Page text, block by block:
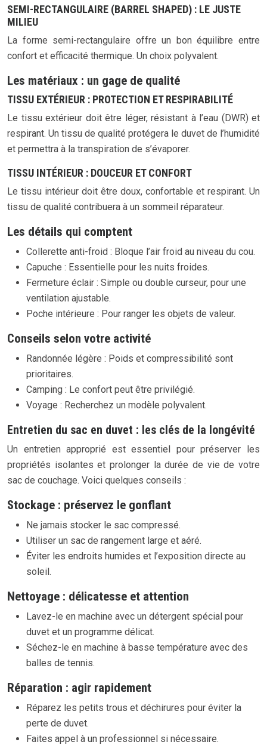
SEMI-RECTANGULAIRE (BARREL SHAPED) : LE JUSTE
MILIEU
La forme semi-rectangulaire offre un bon équilibre entre
confort et efficacité thermique. Un choix polyvalent.
Les matériaux : un gage de qualité
TISSU EXTÉRIEUR : PROTECTION ET RESPIRABILITÉ
Le tissu extérieur doit être léger, résistant à l’eau (DWR) et
respirant. Un tissu de qualité protégera le duvet de l’humidité
et permettra à la transpiration de s’évaporer.
TISSU INTÉRIEUR : DOUCEUR ET CONFORT
Le tissu intérieur doit être doux, confortable et respirant. Un
tissu de qualité contribuera à un sommeil réparateur.
Les détails qui comptent
Collerette anti-froid : Bloque l’air froid au niveau du cou.
Capuche : Essentielle pour les nuits froides.
Fermeture éclair : Simple ou double curseur, pour une
ventilation ajustable.
Poche intérieure : Pour ranger les objets de valeur.
Conseils selon votre activité
Randonnée légère : Poids et compressibilité sont
prioritaires.
Camping : Le confort peut être privilégié.
Voyage : Recherchez un modèle polyvalent.
Entretien du sac en duvet : les clés de la longévité
Un entretien approprié est essentiel pour préserver les
propriétés isolantes et prolonger la durée de vie de votre
sac de couchage. Voici quelques conseils :
Stockage : préservez le gonflant
Ne jamais stocker le sac compressé.
Utiliser un sac de rangement large et aéré.
Éviter les endroits humides et l’exposition directe au
soleil.
Nettoyage : délicatesse et attention
Lavez-le en machine avec un détergent spécial pour
duvet et un programme délicat.
Séchez-le en machine à basse température avec des
balles de tennis.
Réparation : agir rapidement
Réparez les petits trous et déchirures pour éviter la
perte de duvet.
Faites appel à un professionnel si nécessaire.